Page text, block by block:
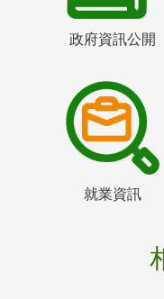
政府資訊公開
就業資訊